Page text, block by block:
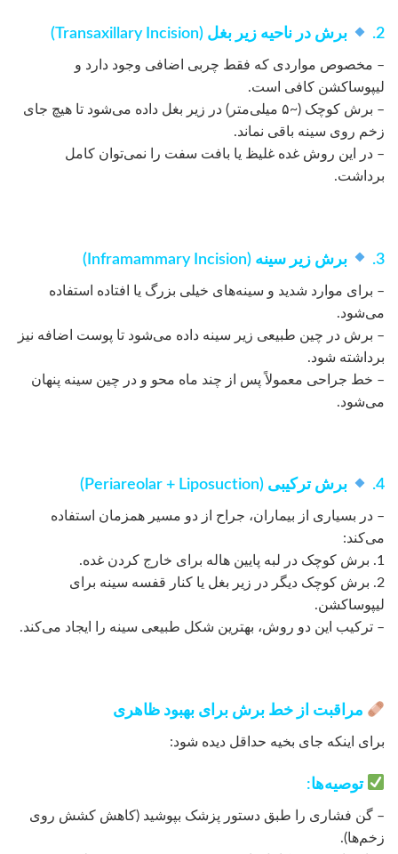
2. برش در ناحیه زیر بغل (Transaxillary Incision)
– مخصوص مواردی که فقط چربی اضافی وجود دارد و
لیپوساکشن کافی است.
– برش کوچک (~۵ میلی‌متر) در زیر بغل داده می‌شود تا هیچ جای
زخم روی سینه باقی نماند.
– در این روش غده غلیظ یا بافت سفت را نمی‌توان کامل
برداشت.
3. برش زیر سینه (Inframammary Incision)
– برای موارد شدید و سینه‌های خیلی بزرگ یا افتاده استفاده
می‌شود.
– برش در چین طبیعی زیر سینه داده می‌شود تا پوست اضافه نیز
برداشته شود.
– خط جراحی معمولاً پس از چند ماه محو و در چین سینه پنهان
می‌شود.
4. برش ترکیبی (Periareolar + Liposuction)
– در بسیاری از بیماران، جراح از دو مسیر همزمان استفاده
می‌کند:
1. برش کوچک در لبه پایین هاله برای خارج کردن غده.
2. برش کوچک دیگر در زیر بغل یا کنار قفسه سینه برای
لیپوساکشن.
– ترکیب این دو روش، بهترین شکل طبیعی سینه را ایجاد می‌کند.
مراقبت از خط برش برای بهبود ظاهری
برای اینکه جای بخیه حداقل دیده شود:
توصیه‌ها:
– گن فشاری را طبق دستور پزشک بپوشید (کاهش کشش روی
زخم‌ها).